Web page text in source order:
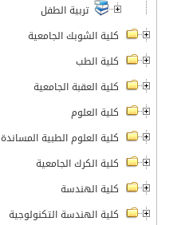
تربية الطفل
كلية الشوبك الجامعية
كلية الطب
كلية العقبة الجامعية
كلية العلوم
كلية العلوم الطبية المساندة
كلية الكرك الجامعية
كلية الهندسة
كلية الهندسة التكنولوجية